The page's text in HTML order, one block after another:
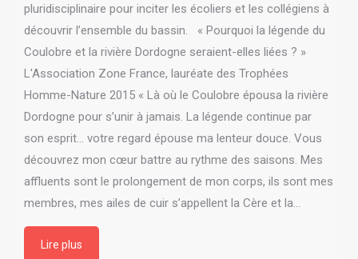
pluridisciplinaire pour inciter les écoliers et les collégiens à
découvrir l’ensemble du bassin. « Pourquoi la légende du
Coulobre et la rivière Dordogne seraient-elles liées ? »
L'Association Zone France, lauréate des Trophées
Homme-Nature 2015 « Là où le Coulobre épousa la rivière
Dordogne pour s’unir à jamais. La légende continue par
son esprit… votre regard épouse ma lenteur douce. Vous
découvrez mon cœur battre au rythme des saisons. Mes
affluents sont le prolongement de mon corps, ils sont mes
membres, mes ailes de cuir s’appellent la Cère et la…
Lire plus